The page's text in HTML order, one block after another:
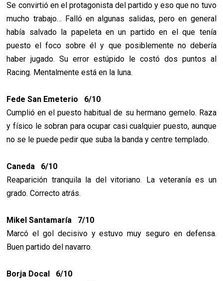
Se convirtió en el protagonista del partido y eso que no tuvo
mucho trabajo… Falló en algunas salidas, pero en general
había salvado la papeleta en un partido en el que tenía
puesto el foco sobre él y que posiblemente no debería
haber jugado. Su error estúpido le costó dos puntos al
Racing. Mentalmente está en la luna.
Fede San Emeterio 6/10
Cumplió en el puesto habitual de su hermano gemelo. Raza
y físico le sobran para ocupar casi cualquier puesto, aunque
no se le puede pedir que suba la banda y centre templado.
Caneda 6/10
Reaparición tranquila la del vitoriano. La veteranía es un
grado. Correcto atrás.
Mikel Santamaría 7/10
Marcó el gol decisivo y estuvo muy seguro en defensa.
Buen partido del navarro.
Borja Docal 6/10